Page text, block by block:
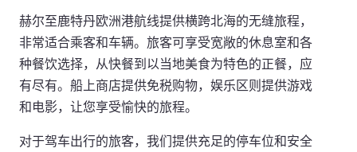
赫尔至鹿特丹欧洲港航线提供横跨北海的无缝旅程，
非常适合乘客和车辆。旅客可享受宽敞的休息室和各
种餐饮选择，从快餐到以当地美食为特色的正餐，应
有尽有。船上商店提供免税购物，娱乐区则提供游戏
和电影，让您享受愉快的旅程。
对于驾车出行的旅客，我们提供充足的停车位和安全